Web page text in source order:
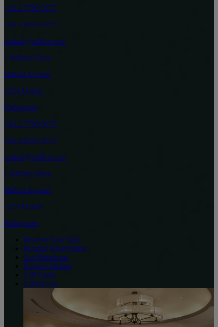
+63 2 7795 0777
+63 2 8555 9777
makati@raffles.com
1 Raffles Drive
Makati Avenue
1224 Makati
Philippines
+63 2 7795 0777
+63 2 8555 9777
makati@raffles.com
1 Raffles Drive
Makati Avenue
1224 Makati
Philippines
Reserve Your Stay
Manage Reservation
Get Directions
Explore Makati
Gift Cards
Contact Us